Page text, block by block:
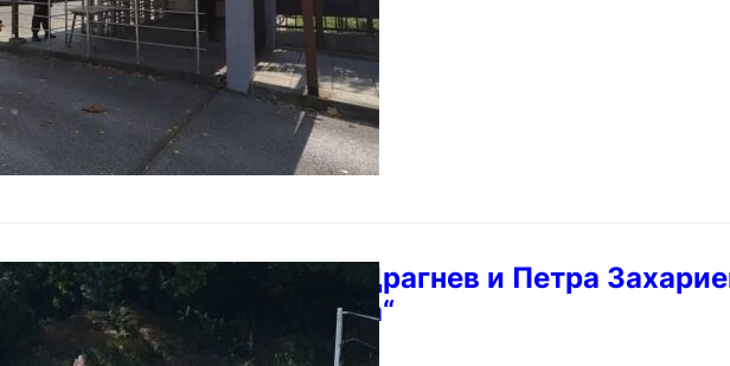
Морски триумф: Калоян Драгнев и Петра
спечелиха „Галата – Варна“